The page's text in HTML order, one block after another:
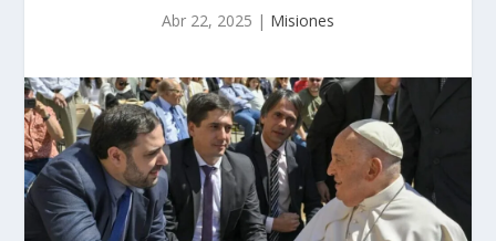
Abr 22, 2025 | Misiones